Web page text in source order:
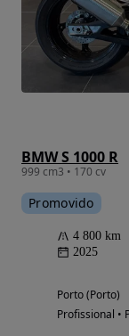
BMW S 1000 R
999 cm3 • 170 cv
Promovido
4 800 km
2025
Porto (Porto)
Profissional •